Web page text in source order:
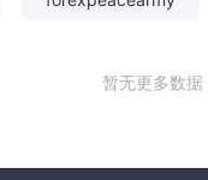
暂无更多数据